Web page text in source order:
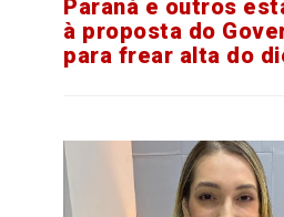
Paraná e outros
à proposta do
para frear alta do